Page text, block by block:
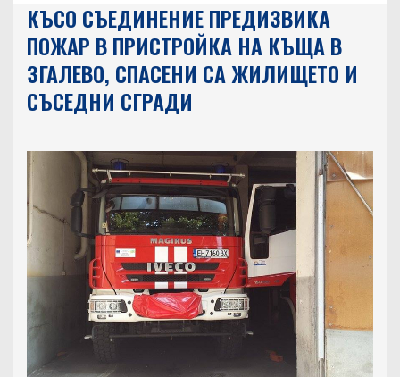
КЪСО СЪЕДИНЕНИЕ ПРЕДИЗВИКА
ПОЖАР В ПРИСТРОЙКА НА КЪЩА В
ЗГАЛЕВО, СПАСЕНИ СА ЖИЛИЩЕТО И
СЪСЕДНИ СГРАДИ